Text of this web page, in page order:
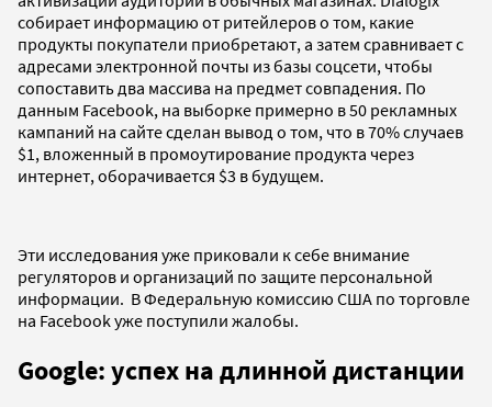
собирает информацию от ритейлеров о том, какие
продукты покупатели приобретают, а затем сравнивает с
адресами электронной почты из базы соцсети, чтобы
сопоставить два массива на предмет совпадения. По
данным Facebook, на выборке примерно в 50 рекламных
кампаний на сайте сделан вывод о том, что в 70% случаев
$1, вложенный в промоутирование продукта через
интернет, оборачивается $3 в будущем.
Эти исследования уже приковали к себе внимание
регуляторов и организаций по защите персональной
информации. В Федеральную комиссию США по торговле
на Facebook уже поступили жалобы.
Google: успех на длинной дистанции